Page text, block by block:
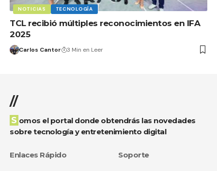
NOTICIAS TECNOLOGÍA
TCL recibió múltiples reconocimientos en IFA
2025
Carlos Cantor 3 Min en Leer
//
Somos el portal donde obtendrás las novedades
sobre tecnología y entretenimiento digital
Enlaces Rápido Soporte